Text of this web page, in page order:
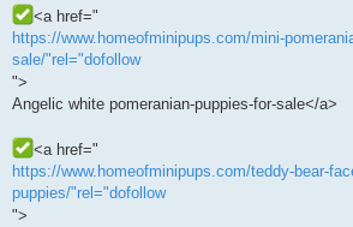
<a href="
https://www.homeofminipups.com/mini-
sale/"rel="dofollow
">
Angelic white pomeranian-puppies-for-sale</a>
<a href="
https://www.homeofminipups.com/teddy-bear-
puppies/"rel="dofollow
">